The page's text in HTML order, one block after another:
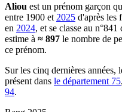
Aliou est un prénom garçon
entre 1900 et 2025 d'après les
en 2024, et se classe au
estime à ≈ 897 le nombre de
ce prénom.
Sur les cinq dernières années,
présent dans le département 75,
94.